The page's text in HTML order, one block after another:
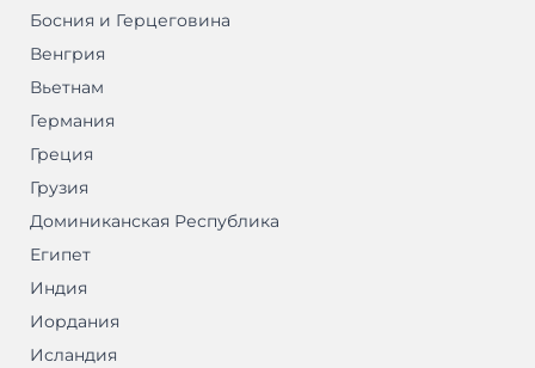
Босния и Герцеговина
Венгрия
Вьетнам
Германия
Греция
Грузия
Доминиканская Республика
Египет
Индия
Иордания
Исландия